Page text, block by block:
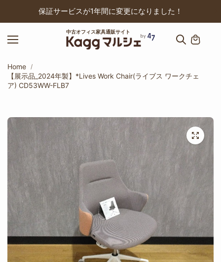
保証サービスが1年間に変更になりました！
中古オフィス家具通販サイト
Home
【展示品_2024年製】*Lives Work Chair(ライブス ワークチェ
ア) CD53WW-FLB7